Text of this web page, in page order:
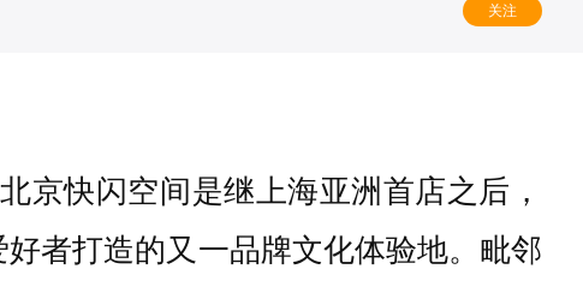
关注
京快闪空间是继上海亚洲首店之后，
者打造的又一品牌文化体验地。毗邻